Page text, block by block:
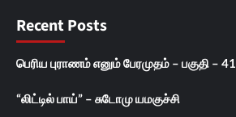
Recent Posts
பெரிய புராணம் எனும் பேரமுதம் – பகுதி – 41
“லிட்டில் பாய்” – சுடோமு யமகுச்சி